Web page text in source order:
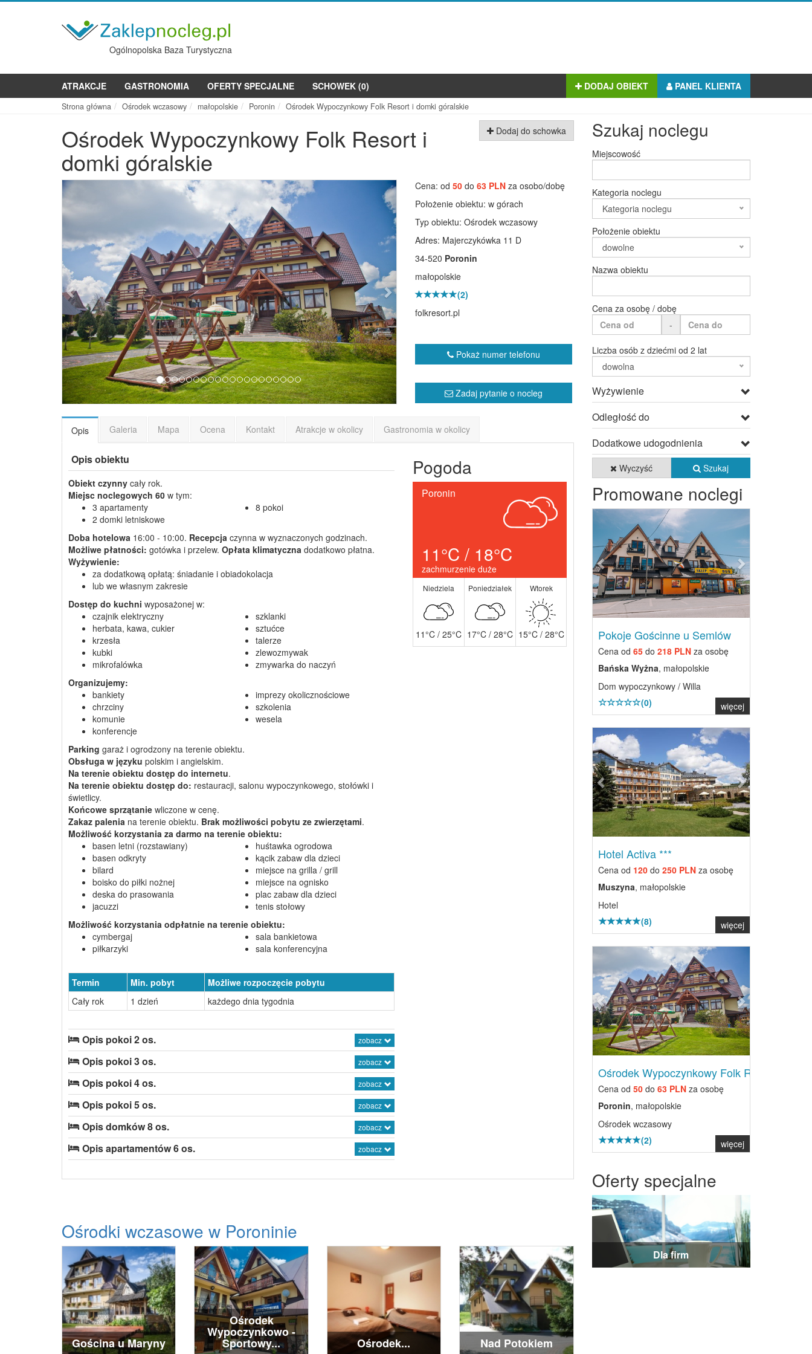
Ogólnopolska Baza Turystyczna
ATRAKCJE GASTRONOMIA OFERTY SPECJALNE SCHOWEK (0) DODAJ OBIEKT PANEL KLIENTA
Strona główna Ośrodek wczasowy małopolskie Poronin Ośrodek Wypoczynkowy Folk Resort i domki góralskie
Dodaj do schowka
Ośrodek Wypoczynkowy Folk Resort i
domki góralskie
Poprzednie NastępneCena: od 50do 63 PLN za osobo/dobę
Położenie obiektu: w górach
Typ obiektu: Ośrodek wczasowy
Adres: Majerczykówka 11 D
34-520 Poronin
małopolskie
(2)
folkresort.pl
Pokaż numer telefonu
Zadaj pytanie o nocleg
Opis Galeria Mapa Ocena Kontakt Atrakcje w okolicy Gastronomia w okolicy
Opis obiektu
Obiekt czynny cały rok.
Miejsc noclegowych 60 w tym:
3 apartamenty
2 domki letniskowe
8 pokoi
Doba hotelowa 16:00 - 10:00. Recepcja czynna w wyznaczonych godzinach.
Możliwe płatności: gotówka i przelew. Opłata klimatyczna dodatkowo płatna.
Wyżywienie:
za dodatkową opłatą: śniadanie i obiadokolacja
lub we własnym zakresie
Dostęp do kuchni wyposażonej w:
czajnik elektryczny
herbata, kawa, cukier
krzesła
kubki
mikrofalówka
szklanki
sztućce
talerze
zlewozmywak
zmywarka do naczyń
Organizujemy:
bankiety
chrzciny
komunie
konferencje
imprezy okolicznościowe
szkolenia
wesela
Parking garaż i ogrodzony na terenie obiektu.
Obsługa w języku polskim i angielskim.
Na terenie obiektu dostęp do internetu.
Na terenie obiektu dostęp do: restauracji, salonu wypoczynkowego, stołówki i
świetlicy.
Końcowe sprzątanie wliczone w cenę.
Zakaz palenia na terenie obiektu. Brak możliwości pobytu ze zwierzętami.
Możliwość korzystania za darmo na terenie obiektu:
basen letni (rozstawiany)
basen odkryty
bilard
boisko do piłki nożnej
deska do prasowania
jacuzzi
huśtawka ogrodowa
kącik zabaw dla dzieci
miejsce na grilla / grill
miejsce na ognisko
plac zabaw dla dzieci
tenis stołowy
Możliwość korzystania odpłatnie na terenie obiektu:
cymbergaj
piłkarzyki
sala bankietowa
sala konferencyjna
Termin Min. pobyt
Możliwe rozpoczęcie pobytu
Cały rok
1 dzień każdego dnia tygodnia
Opis pokoi 2 os. zobacz
Opis pokoi 3 os. zobacz
Opis pokoi 4 os. zobacz
Opis pokoi 5 os. zobacz
Opis domków 8 os. zobacz
Opis apartamentów 6 os. zobacz
Pogoda
Poronin
11°C / 18°C
zachmurzenie duże
Niedziela
11°C / 25°C
Poniedziałek
17°C / 28°C
Wtorek
15°C / 28°C
Ośrodki wczasowe w Poroninie
Gościna u Maryny
Ośrodek
Wypoczynkowo -
Sportowy... Ośrodek... Nad Potokiem
Szukaj noclegu
Miejscowość
Kategoria noclegu
Kategoria noclegu
Położenie obiektu
dowolne
Nazwa obiektu
Cena za osobę / dobę
-
Liczba osób z dziećmi od 2 lat
dowolna
Wyżywienie
Odległość do
Dodatkowe udogodnienia
Wyczyść Szukaj
Promowane noclegi
Previous Next
Pokoje Gościnne u Semlów
Cena od 65do 218 PLNza osobę
Bańska Wyżna, małopolskie
Dom wypoczynkowy / Willa
(0)
więcej
Previous Next
Hotel Activa ***
Cena od 120do 250 PLNza osobę
Muszyna, małopolskie
Hotel
(8)
więcej
Previous
Ośrodek Wypoczynkowy Folk Res...
Cena od 50do 63 PLNza osobę
Poronin, małopolskie
Ośrodek wczasowy
(2)
więcej
Oferty specjalne
Dla firm